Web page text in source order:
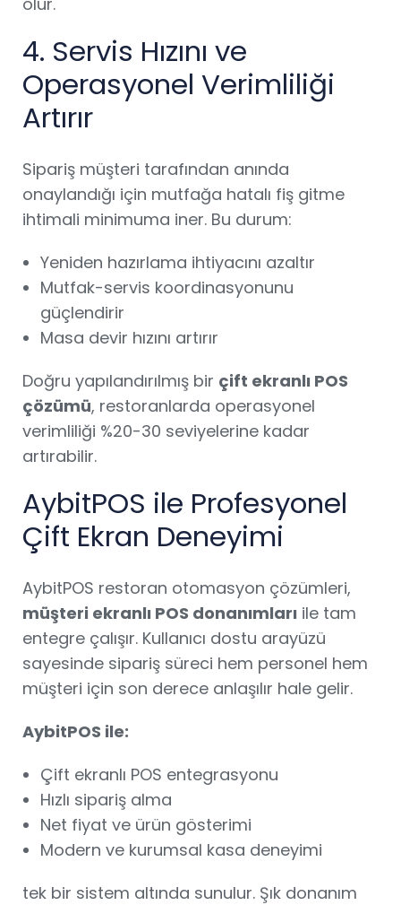
4. Servis Hızını ve
Operasyonel Verimliliği
Artırır
Sipariş müşteri tarafından anında
onaylandığı için mutfağa hatalı fiş gitme
ihtimali minimuma iner. Bu durum:
Yeniden hazırlama ihtiyacını azaltır
Mutfak-servis koordinasyonunu
güçlendirir
Masa devir hızını artırır
Doğru yapılandırılmış bir çift ekranlı POS
çözümü, restoranlarda operasyonel
verimliliği %20-30 seviyelerine kadar
artırabilir.
AybitPOS ile Profesyonel
Çift Ekran Deneyimi
AybitPOS restoran otomasyon çözümleri,
müşteri ekranlı POS donanımları ile tam
entegre çalışır. Kullanıcı dostu arayüzü
sayesinde sipariş süreci hem personel hem
müşteri için son derece anlaşılır hale gelir.
AybitPOS ile:
Çift ekranlı POS entegrasyonu
Hızlı sipariş alma
Net fiyat ve ürün gösterimi
Modern ve kurumsal kasa deneyimi
tek bir sistem altında sunulur. Şık donanım